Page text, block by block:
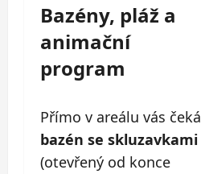
Bazény, pláž a
animační
program
Přímo v areálu vás čeká
bazén se skluzavkami
(otevřený od konce